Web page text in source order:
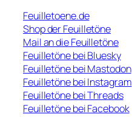
Feuilletoene.de
Shop der Feuilletöne
Mail an die Feuilletöne
Feuilletöne bei Bluesky
Feuilletöne bei Mastodon
Feuilletöne bei Instagram
Feuilletöne bei Threads
Feuilletöne bei Facebook